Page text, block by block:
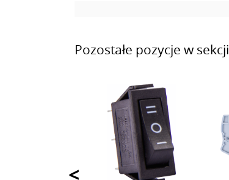
Pozostałe pozycje w sekcji
<